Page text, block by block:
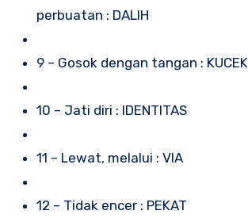
perbuatan : DALIH
9 – Gosok dengan tangan : KUCEK
10 – Jati diri : IDENTITAS
11 – Lewat, melalui : VIA
12 – Tidak encer : PEKAT